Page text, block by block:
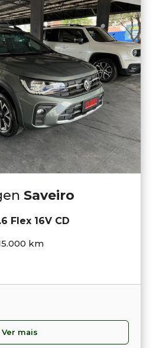
Saveiro
Flex 16V CD
km
Ver mais